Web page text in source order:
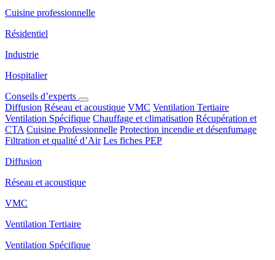
Cuisine professionnelle
Résidentiel
Industrie
Hospitalier
Conseils d’experts
Diffusion Réseau et acoustique VMC Ventilation Tertiaire
Ventilation Spécifique Chauffage et climatisation Récupération et
CTA Cuisine Professionnelle Protection incendie et désenfumage
Filtration et qualité d’Air Les fiches PEP
Diffusion
Réseau et acoustique
VMC
Ventilation Tertiaire
Ventilation Spécifique